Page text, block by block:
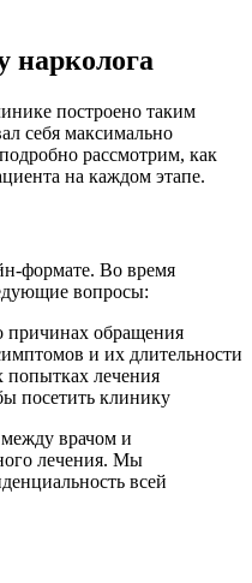
нарколога
построено таким
себя максимально
рассмотрим, как
на каждом этапе.
формате. Во время
вопросы:
причинах обращения
и их длительности
лечения
посетить клинику
врачом и
лечения. Мы
всей